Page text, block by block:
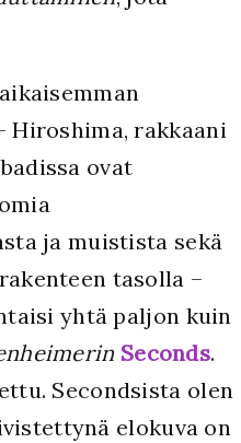
Hiroshima, rakkaani
ovat
ja muistista sekä
tasolla –
yhtä paljon kuin
Seconds.
Secondsista olen
elokuva on